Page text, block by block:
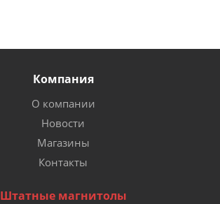
Компания
О компании
Новости
Магазины
Контакты
Штатные магнитолы